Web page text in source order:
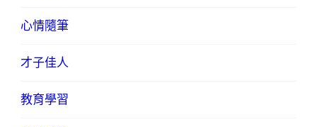
心情隨筆
才子佳人
教育學習